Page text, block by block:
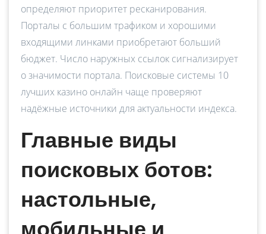
определяют приоритет ресканирования.
Порталы с большим трафиком и хорошими
входящими линками приобретают больший
бюджет. Число наружных ссылок сигнализирует
о значимости портала. Поисковые системы 10
лучших казино онлайн чаще проверяют
надёжные источники для актуальности индекса.
Главные виды
поисковых ботов:
настольные,